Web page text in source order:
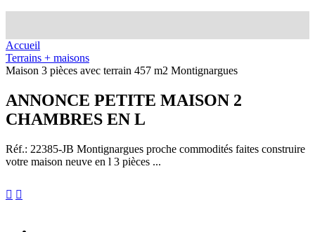
Accueil
Terrains + maisons
Maison 3 pièces avec terrain 457 m2 Montignargues
ANNONCE PETITE MAISON 2
CHAMBRES EN L
Réf.: 22385-JB Montignargues proche commodités faites construire
votre maison neuve en l 3 pièces ...
 